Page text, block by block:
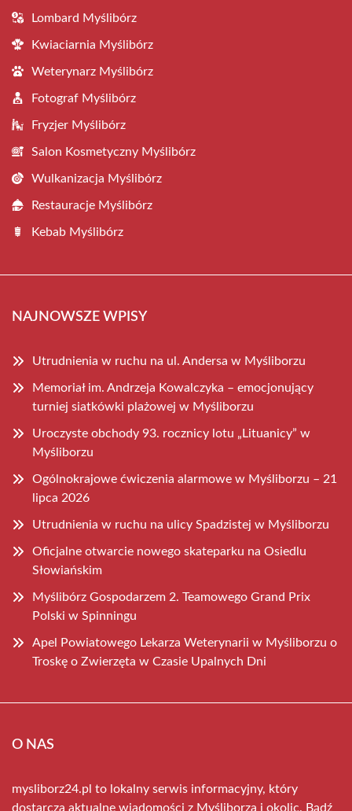
Lombard Myślibórz
Kwiaciarnia Myślibórz
Weterynarz Myślibórz
Fotograf Myślibórz
Fryzjer Myślibórz
Salon Kosmetyczny Myślibórz
Wulkanizacja Myślibórz
Restauracje Myślibórz
Kebab Myślibórz
NAJNOWSZE WPISY
Utrudnienia w ruchu na ul. Andersa w Myśliborzu
Memoriał im. Andrzeja Kowalczyka – emocjonujący
turniej siatkówki plażowej w Myśliborzu
Uroczyste obchody 93. rocznicy lotu „Lituanicy” w
Myśliborzu
Ogólnokrajowe ćwiczenia alarmowe w Myśliborzu – 21
lipca 2026
Utrudnienia w ruchu na ulicy Spadzistej w Myśliborzu
Oficjalne otwarcie nowego skateparku na Osiedlu
Słowiańskim
Myślibórz Gospodarzem 2. Teamowego Grand Prix
Polski w Spinningu
Apel Powiatowego Lekarza Weterynarii w Myśliborzu o
Troskę o Zwierzęta w Czasie Upalnych Dni
O NAS
mysliborz24.pl to lokalny serwis informacyjny, który
dostarcza aktualne wiadomości z Myśliborza i okolic. Bądź